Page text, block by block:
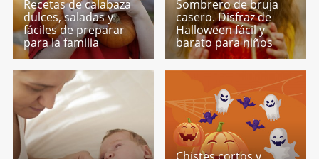
Recetas de calabaza
dulces, saladas y
fáciles de preparar
para la familia
Sombrero de bruja
casero. Disfraz de
Halloween fácil y
barato para niños